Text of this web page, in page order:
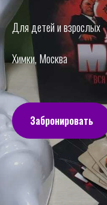
Для детей и взрослых
Химки, Москва
Забронировать